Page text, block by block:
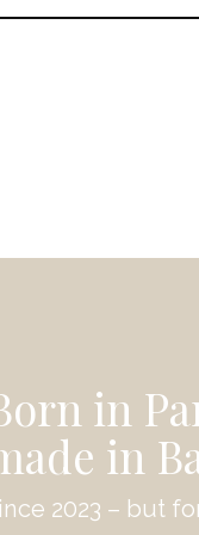
in
in
2023 – but